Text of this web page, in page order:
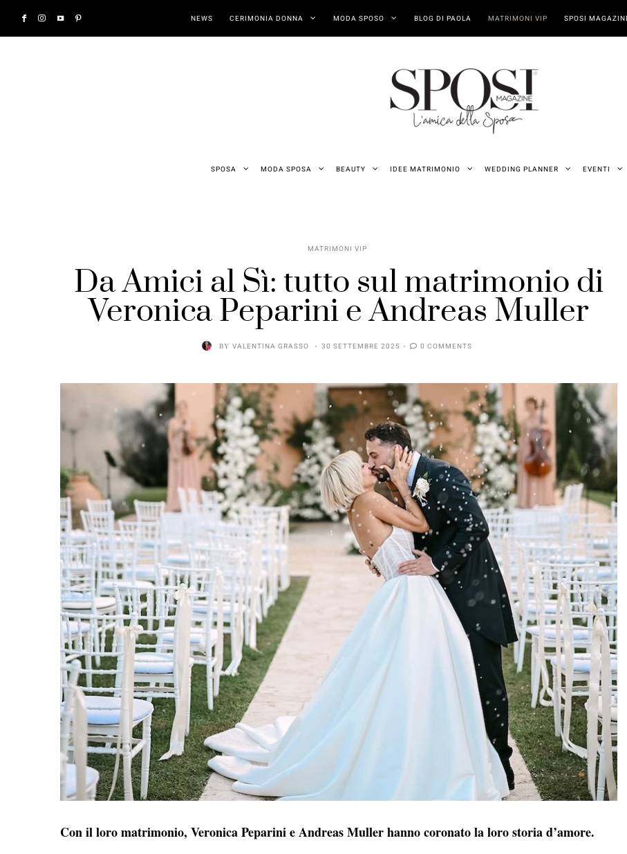
NEWS CERIMONIA DONNA MODA SPOSO BLOG DI PAOLA MATRIMONI VIP SPOSI
SPOSA MODA SPOSA BEAUTY IDEE MATRIMONIO WEDDING PLANNER EVENTI
MATRIMONI VIP
Da Amici al Sì: tutto sul matrimonio di
Veronica Peparini e Andreas Muller
BYVALENTINA GRASSO 30 SETTEMBRE 2025 0 COMMENTS
Con il loro matrimonio, Veronica Peparini e Andreas Muller hanno coronato la loro storia d’amore.